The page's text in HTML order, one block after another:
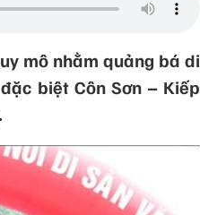
mô nhằm quảng bá di
biệt Côn Sơn – Kiếp